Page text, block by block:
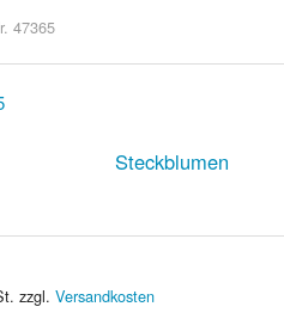
47365
Steckblumen
zzgl. Versandkosten